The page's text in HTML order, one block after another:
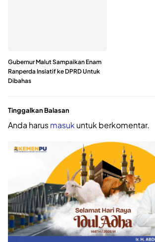
Gubernur Malut Sampaikan Enam
Ranperda Insiatif ke DPRD Untuk
Dibahas
Tinggalkan Balasan
Anda harusmasuk untuk berkomentar.